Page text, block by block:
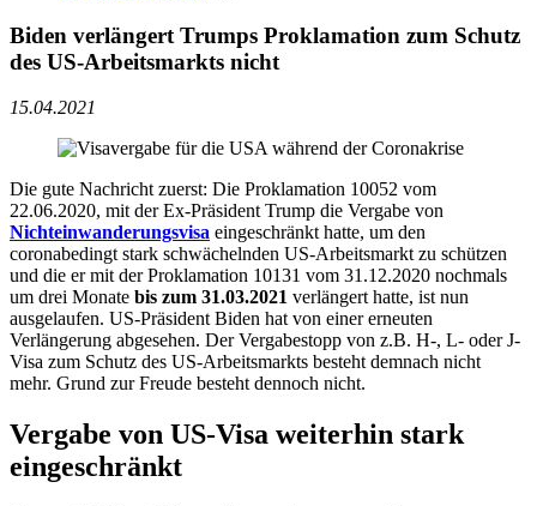
Biden verlängert Trumps Proklamation zum Schutz
des US-Arbeitsmarkts nicht
15.04.2021
Die gute Nachricht zuerst: Die Proklamation 10052 vom
22.06.2020, mit der Ex-Präsident Trump die Vergabe von
Nichteinwanderungsvisa eingeschränkt hatte, um den
coronabedingt stark schwächelnden US-Arbeitsmarkt zu schützen
und die er mit der Proklamation 10131 vom 31.12.2020 nochmals
um drei Monate bis zum 31.03.2021 verlängert hatte, ist nun
ausgelaufen. US-Präsident Biden hat von einer erneuten
Verlängerung abgesehen. Der Vergabestopp von z.B. H-, L- oder J-
Visa zum Schutz des US-Arbeitsmarkts besteht demnach nicht
mehr. Grund zur Freude besteht dennoch nicht.
Vergabe von US-Visa weiterhin stark
eingeschränkt